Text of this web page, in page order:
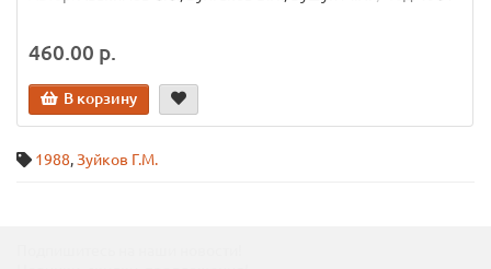
460.00 р.
В корзину
1988,Зуйков Г.М.